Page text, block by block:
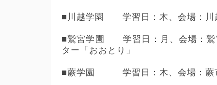
■川越学園 学習日：木、会場：川
■鷲宮学園 学習日：月、会場：鷲
ター「おおとり」
■蕨学園 学習日：木、会場：蕨